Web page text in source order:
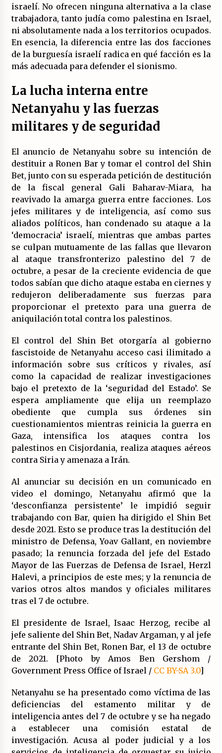
israelí. No ofrecen ninguna alternativa a la clase
trabajadora, tanto judía como palestina en Israel,
ni absolutamente nada a los territorios ocupados.
En esencia, la diferencia entre las dos facciones
de la burguesía israelí radica en qué facción es la
más adecuada para defender el sionismo.
La lucha interna entre
Netanyahu y las fuerzas
militares y de seguridad
El anuncio de Netanyahu sobre su intención de
destituir a Ronen Bar y tomar el control del Shin
Bet, junto con su esperada petición de destitución
de la fiscal general Gali Baharav-Miara, ha
reavivado la amarga guerra entre facciones. Los
jefes militares y de inteligencia, así como sus
aliados políticos, han condenado su ataque a la
‘democracia’ israelí, mientras que ambas partes
se culpan mutuamente de las fallas que llevaron
al ataque transfronterizo palestino del 7 de
octubre, a pesar de la creciente evidencia de que
todos sabían que dicho ataque estaba en ciernes y
redujeron deliberadamente sus fuerzas para
proporcionar el pretexto para una guerra de
aniquilación total contra los palestinos.
El control del Shin Bet otorgaría al gobierno
fascistoide de Netanyahu acceso casi ilimitado a
información sobre sus críticos y rivales, así
como la capacidad de realizar investigaciones
bajo el pretexto de la ‘seguridad del Estado’. Se
espera ampliamente que elija un reemplazo
obediente que cumpla sus órdenes sin
cuestionamientos mientras reinicia la guerra en
Gaza, intensifica los ataques contra los
palestinos en Cisjordania, realiza ataques aéreos
contra Siria y amenaza a Irán.
Al anunciar su decisión en un comunicado en
video el domingo, Netanyahu afirmó que la
‘desconfianza persistente’ le impidió seguir
trabajando con Bar, quien ha dirigido el Shin Bet
desde 2021. Esto se produce tras la destitución del
ministro de Defensa, Yoav Gallant, en noviembre
pasado; la renuncia forzada del jefe del Estado
Mayor de las Fuerzas de Defensa de Israel, Herzl
Halevi, a principios de este mes; y la renuncia de
varios otros altos mandos y oficiales militares
tras el 7 de octubre.
El presidente de Israel, Isaac Herzog, recibe al
jefe saliente del Shin Bet, Nadav Argaman, y al jefe
entrante del Shin Bet, Ronen Bar, el 13 de octubre
de 2021. [Photo by Amos Ben Gershom /
Government Press Office of Israel / CC BY-SA 3.0]
Netanyahu se ha presentado como víctima de las
deficiencias del estamento militar y de
inteligencia antes del 7 de octubre y se ha negado
a establecer una comisión estatal de
investigación. Acusa al poder judicial y a los